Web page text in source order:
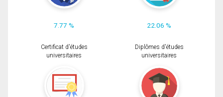
7.77 % 22.06 %
Certificat d'études
universitaires
Diplômes d'études
universitaires